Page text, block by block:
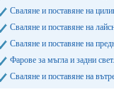
Сваляне и поставяне на
Сваляне и поставяне на
Сваляне и поставяне на
Фарове за мъгла и задни
Сваляне и поставяне на